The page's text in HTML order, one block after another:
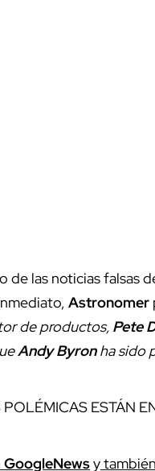
las noticias falsas
Astronomer
de productos, Pete
Andy Byronha sido
ESTÁN
GoogleNewsy